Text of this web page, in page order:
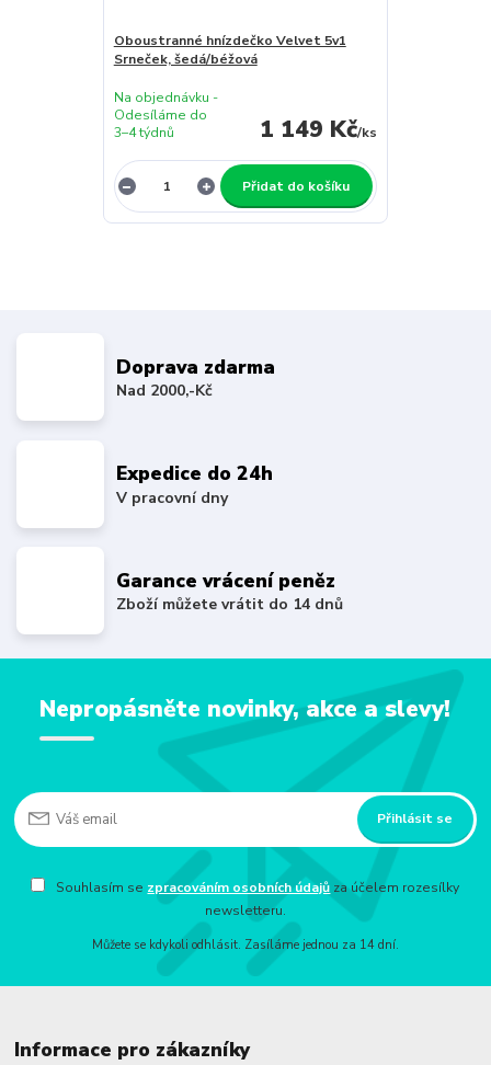
Oboustranné hnízdečko Velvet 5v1
Srneček, šedá/béžová
1 149 Kč/ks
Na objednávku -
Odesíláme do
3–4 týdnů
Přidat do košíku
Doprava zdarma
Nad 2000,-Kč
Expedice do 24h
V pracovní dny
Garance vrácení peněz
Zboží můžete vrátit do 14 dnů
Nepropásněte novinky, akce a slevy!
Přihlásit se
Souhlasím se zpracováním osobních údajů za účelem rozesílky
newsletteru.
Můžete se kdykoli odhlásit. Zasíláme jednou za 14 dní.
Informace pro zákazníky